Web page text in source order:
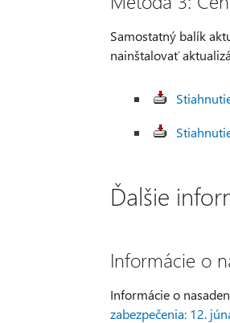
Samostatný balík
nainštalovať
Ďalšie
Informácie o
Informácie o
zabezpečenia: 12.